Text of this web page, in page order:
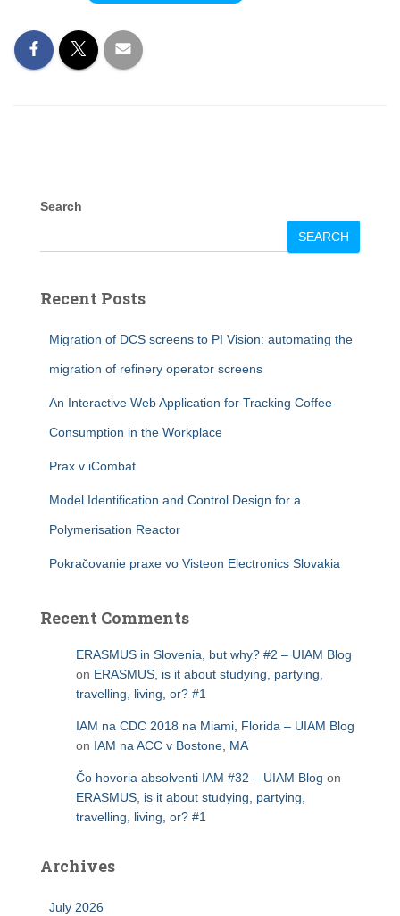
Search
SEARCH
Recent Posts
Migration of DCS screens to PI Vision: automating the
migration of refinery operator screens
An Interactive Web Application for Tracking Coffee
Consumption in the Workplace
Prax v iCombat
Model Identification and Control Design for a
Polymerisation Reactor
Pokračovanie praxe vo Visteon Electronics Slovakia
Recent Comments
ERASMUS in Slovenia, but why? #2 – UIAM Blog
on ERASMUS, is it about studying, partying,
travelling, living, or? #1
IAM na CDC 2018 na Miami, Florida – UIAM Blog
on IAM na ACC v Bostone, MA
Čo hovoria absolventi IAM #32 – UIAM Blog on
ERASMUS, is it about studying, partying,
travelling, living, or? #1
Archives
July 2026